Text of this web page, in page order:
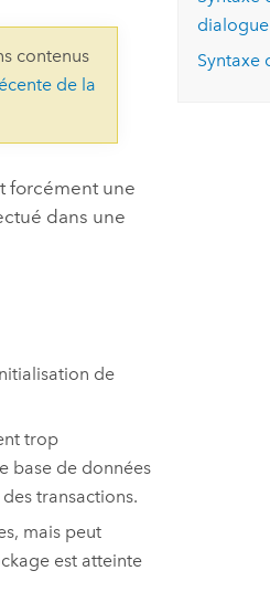
essai gratuit.
et
de
Lire le récit
contenus
de la
forcément une
dans une
de
trop
base de données
transactions.
mais peut
est atteinte
dialogue
Syntaxe